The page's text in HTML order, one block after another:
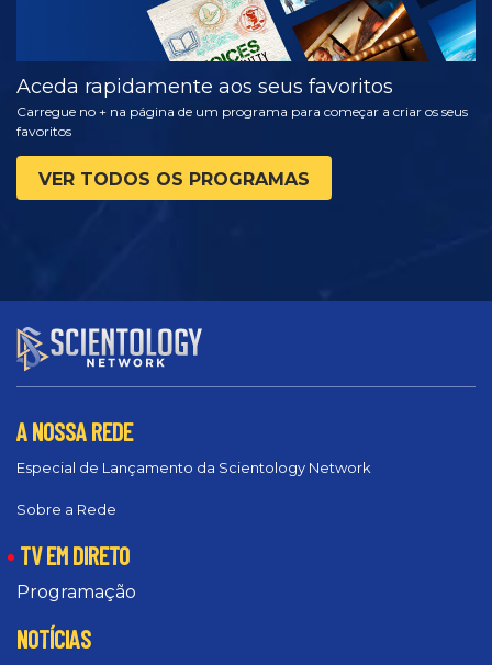
Aceda rapidamente aos seus favoritos
Carregue no + na página de um programa para começar a criar os seus
favoritos
VER TODOS OS PROGRAMAS
A NOSSA REDE
Especial de Lançamento da Scientology Network
Sobre a Rede
TV EM DIRETO
Programação
NOTÍCIAS